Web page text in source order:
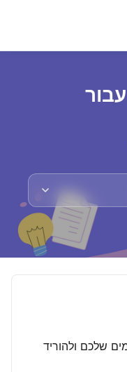
שלכם ולהוריד